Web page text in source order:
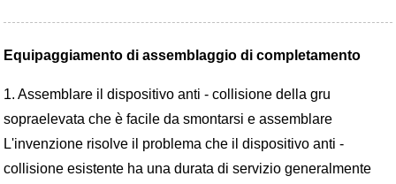
Equipaggiamento di assemblaggio di completamento
1. Assemblare il dispositivo anti - collisione della gru
sopraelevata che è facile da smontarsi e assemblare
L'invenzione risolve il problema che il dispositivo anti -
collisione esistente ha una durata di servizio generalmente